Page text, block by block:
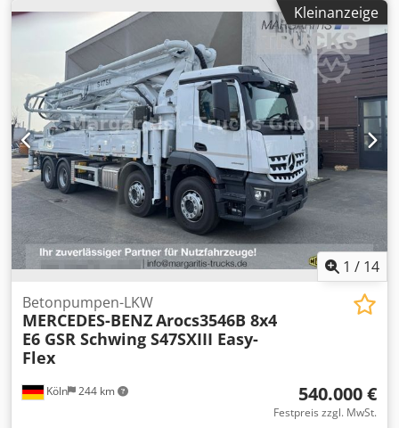
Kleinanzeige
1 / 14
Köln 244 km
Betonpumpen-LKW
MERCEDES-BENZArocs3546B 8x4
E6 GSR Schwing S47SXIII Easy-
Flex
540.000 €
Festpreis zzgl. MwSt.